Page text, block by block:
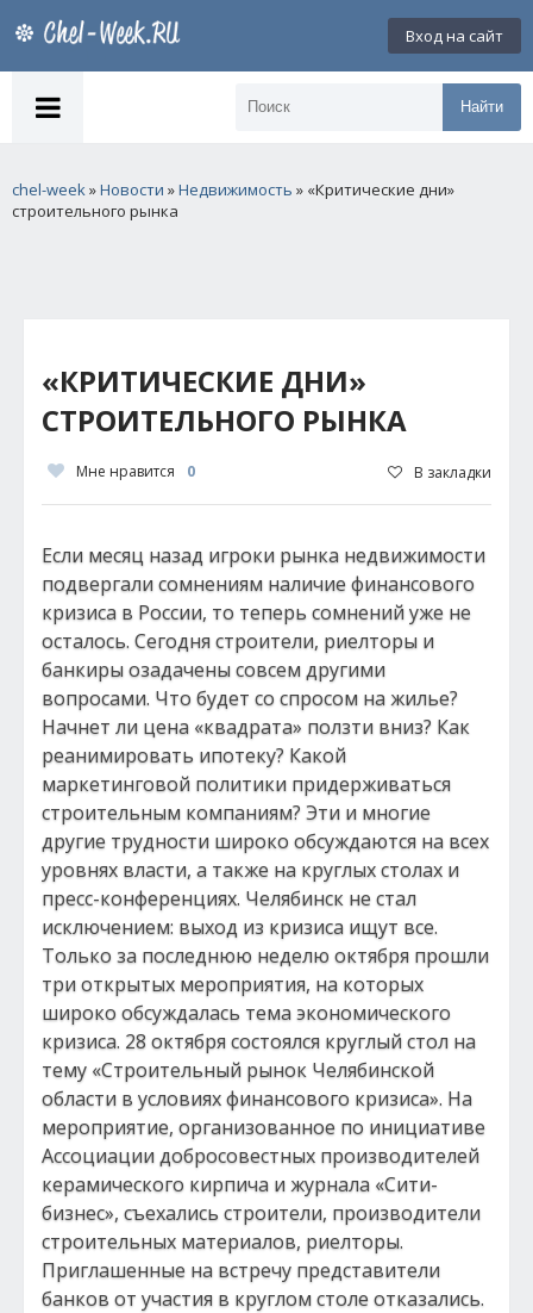
Вход на сайт
Найти
chel-week»Новости »Недвижимость » «Критические дни»
строительного рынка
«КРИТИЧЕСКИЕ ДНИ»
СТРОИТЕЛЬНОГО РЫНКА
Мне нравится 0 В закладки
Если месяц назад игроки рынка недвижимости
подвергали сомнениям наличие финансового
кризиса в России, то теперь сомнений уже не
осталось. Сегодня строители, риелторы и
банкиры озадачены совсем другими
вопросами. Что будет со спросом на жилье?
Начнет ли цена «квадрата» ползти вниз? Как
реанимировать ипотеку? Какой
маркетинговой политики придерживаться
строительным компаниям? Эти и многие
другие трудности широко обсуждаются на всех
уровнях власти, а также на круглых столах и
пресс-конференциях. Челябинск не стал
исключением: выход из кризиса ищут все.
Только за последнюю неделю октября прошли
три открытых мероприятия, на которых
широко обсуждалась тема экономического
кризиса. 28 октября состоялся круглый стол на
тему «Строительный рынок Челябинской
области в условиях финансового кризиса». На
мероприятие, организованное по инициативе
Ассоциации добросовестных производителей
керамического кирпича и журнала «Сити-
бизнес», съехались строители, производители
строительных материалов, риелторы.
Приглашенные на встречу представители
банков от участия в круглом столе отказались.